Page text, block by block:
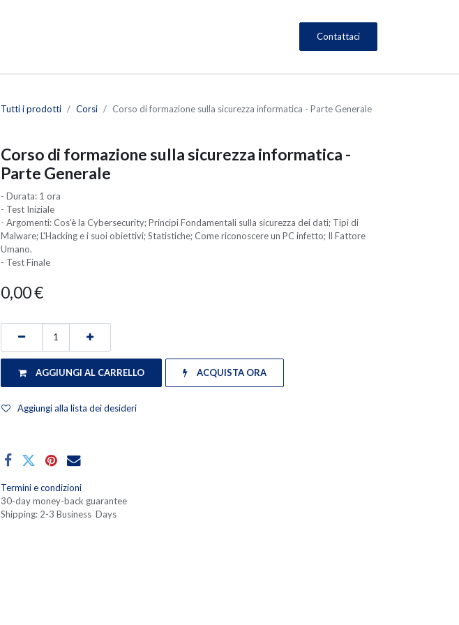
Contattaci
Tutti i prodotti Corsi Corso di formazione sulla sicurezza informatica - Parte Generale
Corso di formazione sulla sicurezza informatica -
Parte Generale
- Durata: 1 ora
- Test Iniziale
- Argomenti: Cos'è la Cybersecurity; Principi Fondamentali sulla sicurezza dei dati; Tipi di
Malware; L'Hacking e i suoi obiettivi; Statistiche; Come riconoscere un PC infetto; Il Fattore
Umano.
- Test Finale
0,00€
AGGIUNGI AL CARRELLO ACQUISTA ORA
Aggiungi alla lista dei desideri
Termini e condizioni
30-day money-back guarantee
Shipping: 2-3 Business Days